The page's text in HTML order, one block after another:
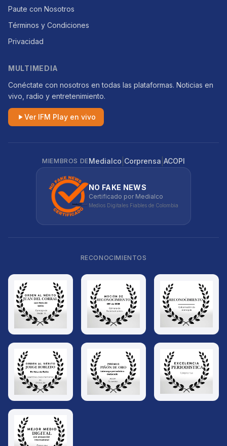
Paute con Nosotros
Términos y Condiciones
Privacidad
MULTIMEDIA
Conéctate con nosotros en todas las plataformas. Noticias en
vivo, radio y entretenimiento.
Ver IFM Play en vivo
MIEMBROS DEMedialco Corprensa ACOPI
NO FAKE NEWS
Certificado por Medialco
Medios Digitales Fiables de Colombia
RECONOCIMIENTOS